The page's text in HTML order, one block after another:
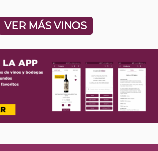
VER MÁS VINOS